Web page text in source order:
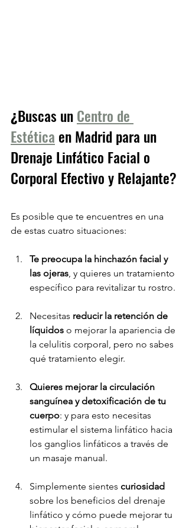
¿Buscas un Centro de
Estética en Madrid para un
Drenaje Linfático Facial o
Corporal Efectivo y Relajante?
Es posible que te encuentres en una
de estas cuatro situaciones:
Te preocupa la hinchazón facial y
las ojeras, y quieres un tratamiento
específico para revitalizar tu rostro.
Necesitas reducir la retención de
líquidos o mejorar la apariencia de
la celulitis corporal, pero no sabes
qué tratamiento elegir.
Quieres mejorar la circulación
sanguínea y detoxificación de tu
cuerpo: y para esto necesitas
estimular el sistema linfático hacia
los ganglios linfáticos a través de
un masaje manual.
Simplemente sientes curiosidad
sobre los beneficios del drenaje
linfático y cómo puede mejorar tu